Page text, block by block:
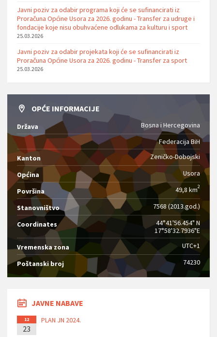
Javni poziv za odabir programa koji će se sufinancirati iz
Proračuna Općine Usora za 2026. godinu - Transfer za udruge i
fondacije koje nisu obuhvaćene odlukama za kulturu i sport
25.03.2026
Javni poziv za odabir projekata koji će se sufinancirati iz
Proračuna Općine Usora za 2026. godinu - Transfer za sport
25.03.2026
OPĆE INFORMACIJE
Država
Bosna i Hercegovina
Federacija BiH
Kanton
Zeničko-Dobojski
Općina Usora
Površina 49,8 km2
Stanovništvo 7568 (2013.god.)
Coordinates
44°41'56.454" N
17°58'32.7936"E
Vremenska zona
UTC+1
Poštanski broj 74230
JAVNE NABAVE
12
23
PLAN JN 2024.